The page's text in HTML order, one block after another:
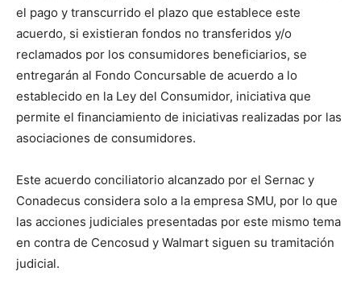
el pago y transcurrido el plazo que establece este
acuerdo, si existieran fondos no transferidos y/o
reclamados por los consumidores beneficiarios, se
entregarán al Fondo Concursable de acuerdo a lo
establecido en la Ley del Consumidor, iniciativa que
permite el financiamiento de iniciativas realizadas por las
asociaciones de consumidores.
Este acuerdo conciliatorio alcanzado por el Sernac y
Conadecus considera solo a la empresa SMU, por lo que
las acciones judiciales presentadas por este mismo tema
en contra de Cencosud y Walmart siguen su tramitación
judicial.